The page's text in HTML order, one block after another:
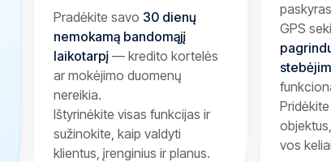
Pradėkite savo 30 dienų
nemokamą bandomąjį
laikotarpį — kredito kortelės
ar mokėjimo duomenų
nereikia.
Ištyrinėkite visas funkcijas ir
sužinokite, kaip valdyti
klientus, įrenginius ir planus.
GPS
vos